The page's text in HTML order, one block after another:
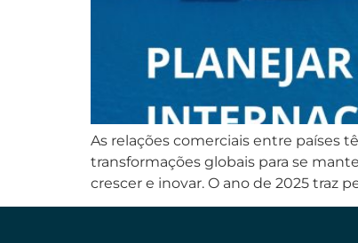
As relações comerciais entre países
transformações globais para se
crescer e inovar. O ano de 2025 traz